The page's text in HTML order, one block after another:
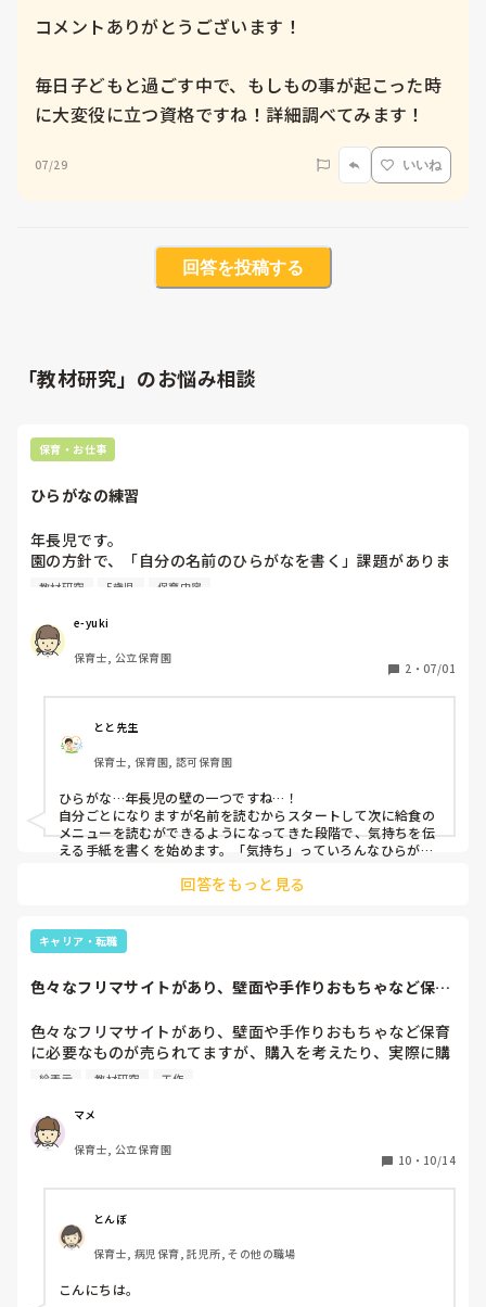
コメントありがとうございます！
毎日子どもと過ごす中で、もしもの事が起こった時
に大変役に立つ資格ですね！詳細調べてみます！
07/29 いいね
回答を投稿する
「教材研究」のお悩み相談
保育・お仕事
ひらがなの練習
年長児です。
園の方針で、「自分の名前のひらがなを書く」課題がありま
す。個人差があり、字を書く事が難しい子が多くいます。
よう！と思える促し、道具などあれば教えていただきたいで
す。
よろしくお願いします。
教材研究 5歳児 保育内容
e-yuki
保育士, 公立保育園
2 ・ 07/01
とと先生
保育士, 保育園, 認可保育園
ひらがな…年長児の壁の一つですね…！
自分ごとになりますが名前を読むからスタートして次に給食の
メニューを読むができるようになってきた段階で、気持ちを伝
える手紙を書くを始めます。「気持ち」っていろんなひらがな
書いた手本を見て、自分で表現していく作業を繰り返して、ひ
た。
ただ、個人差もあり書くのが難しい子は小学校のドリルのよう
ていきましたね！参考になるかは分かりませんが…互いに頑張
回答をもっと見る
キャリア・転職
色々なフリマサイトがあり、壁面や手作りおもちゃなど保育
色々なフリマサイトがあり、壁面や手作りおもちゃなど保育
に必要なものが売られてますが、購入を考えたり、実際に購
入された方いますか？
か、好きでフリマを活用して売ろうかなと考えてます。
あとどんなものが欲しいですか？
保育自体とあまり関係なくてごめんなさい。
絵表示 教材研究 工作
マメ
保育士, 公立保育園
10 ・ 10/14
とんぼ
保育士, 病児保育, 託児所, その他の職場
こんにちは。